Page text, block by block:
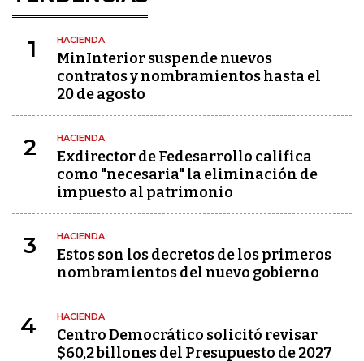
1 HACIENDA
MinInterior suspende nuevos
contratos y nombramientos hasta el
20 de agosto
2 HACIENDA
Exdirector de Fedesarrollo califica
como "necesaria" la eliminación de
impuesto al patrimonio
3 HACIENDA
Estos son los decretos de los primeros
nombramientos del nuevo gobierno
4 HACIENDA
Centro Democrático solicitó revisar
$60,2 billones del Presupuesto de 2027